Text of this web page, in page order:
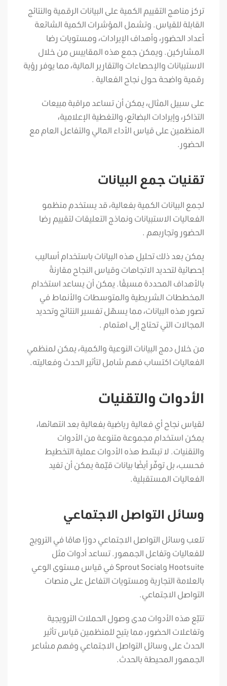
تركز مناهج التقييم الكمية على البيانات الرقمية والنتائج
القابلة للقياس. وتشمل المؤشرات الكمية الشائعة
أعداد الحضور، وأهداف الإيرادات، ومستويات رضا
المشاركين. ويمكن جمع هذه المقاييس من خلال
الاستبيانات والإحصاءات والتقارير المالية، مما يوفر رؤية
رقمية واضحة حول نجاح الفعالية .
على سبيل المثال، يمكن أن تساعد مراقبة مبيعات
التذاكر، وإيرادات البضائع، والتغطية الإعلامية،
المنظمين على قياس الأداء المالي والتفاعل العام مع
الحضور.
تقنيات جمع البيانات
لجمع البيانات الكمية بفعالية، قد يستخدم منظمو
الفعاليات الاستبيانات ونماذج التعليقات لتقييم رضا
الحضور وتجاربهم .
يمكن بعد ذلك تحليل هذه البيانات باستخدام أساليب
إحصائية لتحديد الاتجاهات وقياس النجاح مقارنةً
بالأهداف المحددة مسبقًا. يمكن أن يساعد استخدام
المخططات الشريطية والمتوسطات والأنماط في
تصور هذه البيانات، مما يسهّل تفسير النتائج وتحديد
المجالات التي تحتاج إلى اهتمام .
من خلال دمج البيانات النوعية والكمية، يمكن لمنظمي
الفعاليات اكتساب فهم شامل لتأثير الحدث وفعاليته.
الأدوات والتقنيات
لقياس نجاح أي فعالية رياضية بفعالية بعد انتهائها،
يمكن استخدام مجموعة متنوعة من الأدوات
والتقنيات. لا تبسّط هذه الأدوات عملية التخطيط
فحسب، بل توفّر أيضًا بيانات قيّمة يمكن أن تفيد
الفعاليات المستقبلية.
وسائل التواصل الاجتماعي
تلعب وسائل التواصل الاجتماعي دورًا هامًا في الترويج
للفعاليات وتفاعل الجمهور. تساعد أدوات مثل
Hootsuite وSprout Social في قياس مستوى الوعي
بالعلامة التجارية ومستويات التفاعل على منصات
التواصل الاجتماعي.
تتبّع هذه الأدوات مدى وصول الحملات الترويجية
وتفاعلات الحضور، مما يتيح للمنظمين قياس تأثير
الحدث على وسائل التواصل الاجتماعي وفهم مشاعر
الجمهور المحيطة بالحدث.